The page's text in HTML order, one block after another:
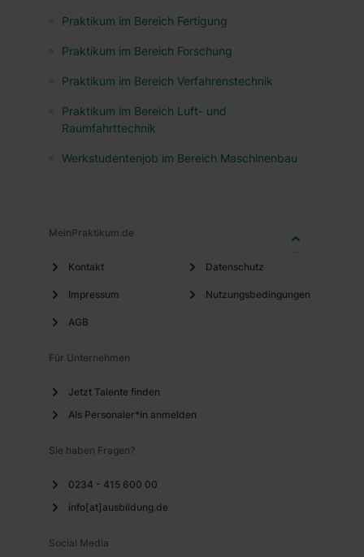
Praktikum im Bereich Fertigung
Praktikum im Bereich Forschung
Praktikum im Bereich Verfahrenstechnik
Praktikum im Bereich Luft- und
Raumfahrttechnik
Werkstudentenjob im Bereich Maschinenbau
MeinPraktikum.de
Kontakt
Impressum
AGB
Datenschutz
Nutzungsbedingungen
Für Unternehmen
Jetzt Talente finden
Als Personaler*in anmelden
Sie haben Fragen?
0234 - 415 600 00
info[at]ausbildung.de
Social Media